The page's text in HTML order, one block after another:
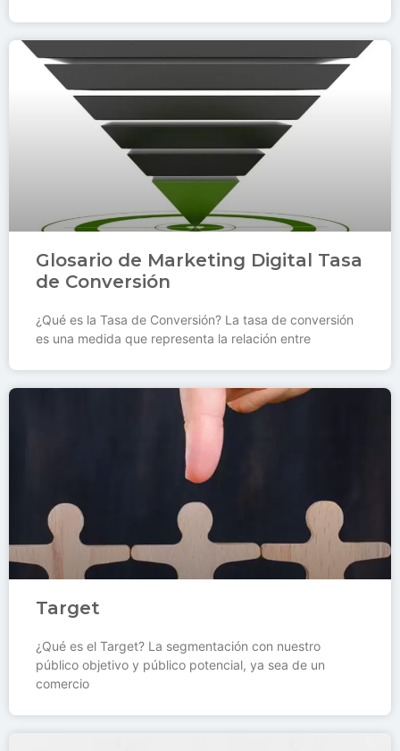
Glosario de Marketing Digital Tasa
de Conversión
¿Qué es la Tasa de Conversión? La tasa de conversión
es una medida que representa la relación entre
Target
¿Qué es el Target? La segmentación con nuestro
público objetivo y público potencial, ya sea de un
comercio